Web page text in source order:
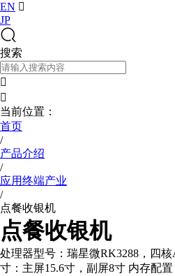
EN 
JP
搜索


当前位置：
首页
/
产品介绍
/
应用终端产业
/
点餐收银机
点餐收银机
处理器型号：瑞星微RK3288，四核
寸：主屏15.6寸，副屏8寸 内存配置